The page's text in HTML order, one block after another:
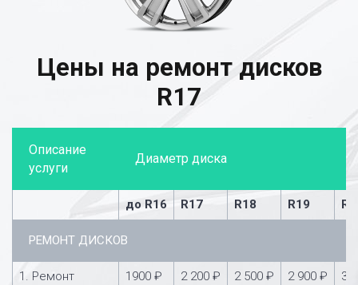
Цены на ремонт дисков
R17
Описание
услуги
Диаметр диска
до R16 R17 R18 R19
РЕМОНТ ДИСКОВ
1. Ремонт
1900 ₽ 2 200 ₽ 2 500 ₽ 2 900 ₽ 3